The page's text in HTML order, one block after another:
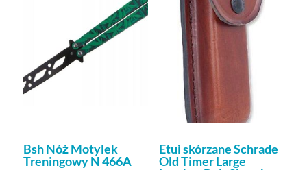
Bsh Nóż Motylek
Treningowy N 466A
Etui skórzane Schrade
Old Timer Large